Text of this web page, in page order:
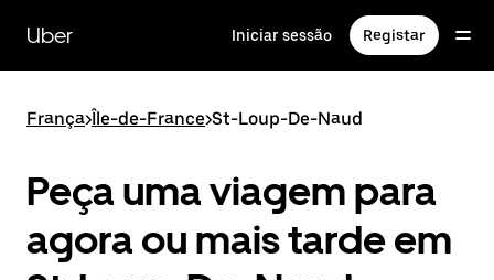
para
conteúdo
Uber Iniciar sessão Registar
França>Île-de-France>St-Loup-De-Naud
Peça uma viagem para
agora ou mais tarde em